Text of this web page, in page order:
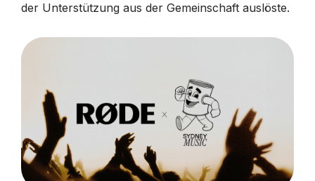
der Unterstützung aus der Gemeinschaft auslöste.